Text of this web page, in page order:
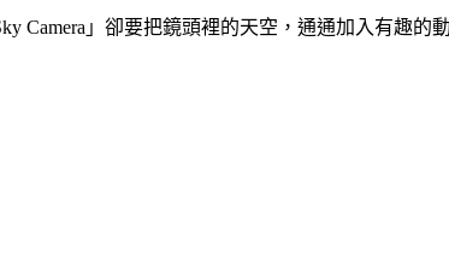
Camera」卻要把鏡頭裡的天空，通通加入有趣